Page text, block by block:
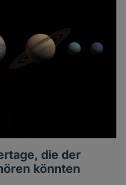
die der
könnten